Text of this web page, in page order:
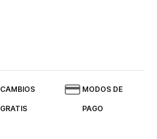
CAMBIOS
GRATIS
MODOS DE
PAGO